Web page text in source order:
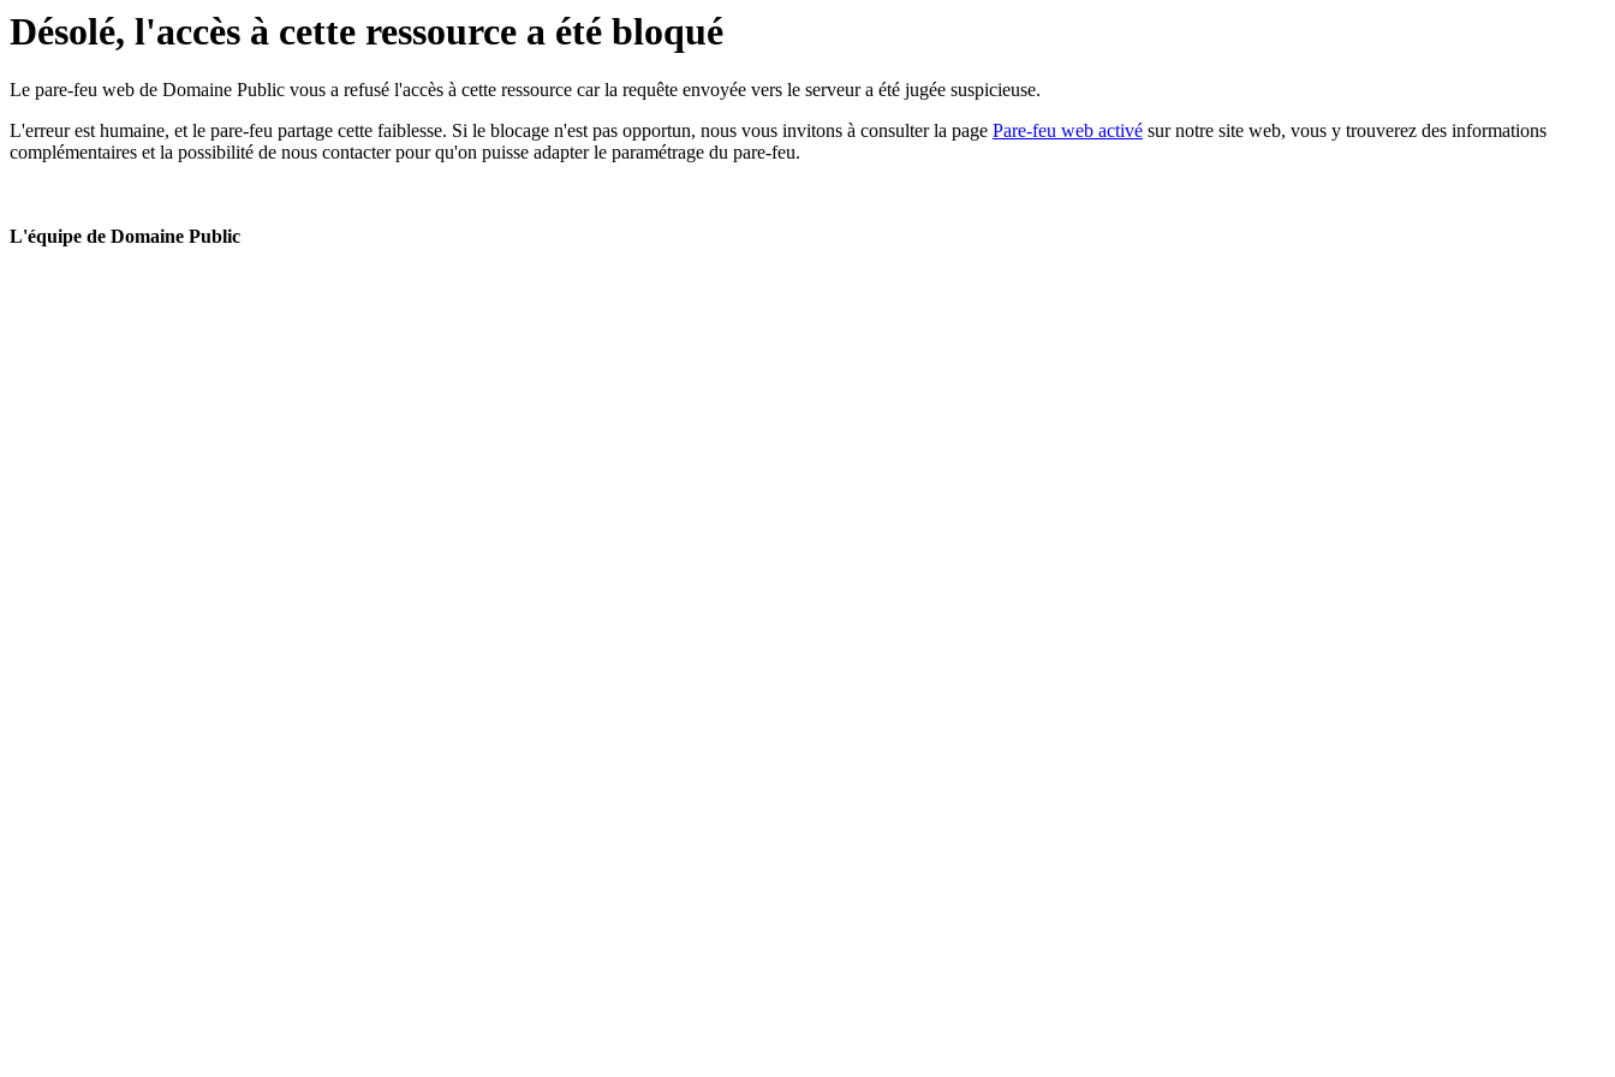
Désolé, l'accès à cette ressource a été bloqué
Le pare-feu web de Domaine Public vous a refusé l'accès à cette ressource car la requête envoyée vers le serveur a été jugée suspicieuse.
L'erreur est humaine, et le pare-feu partage cette faiblesse. Si le blocage n'est pas opportun, nous vous invitons à consulter la page Pare-feu web activé sur notre site web, vous y trouverez des informations
complémentaires et la possibilité de nous contacter pour qu'on puisse adapter le paramétrage du pare-feu.
L'équipe de Domaine Public